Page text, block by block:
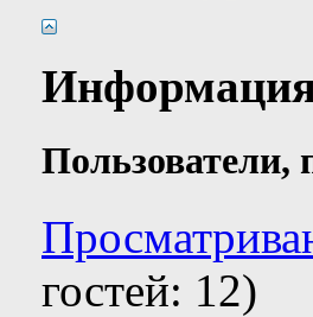
Информация
Пользователи,
гостей: 12)